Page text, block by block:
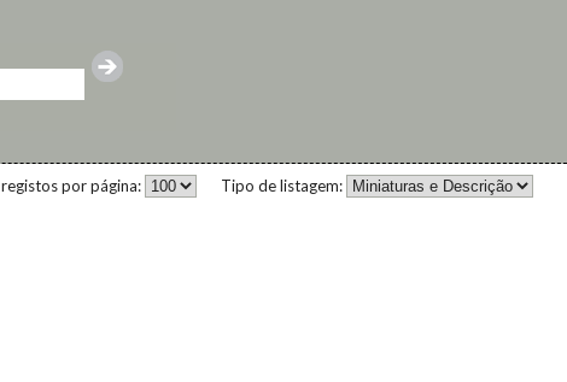
Tipo de listagem:
registos por página: